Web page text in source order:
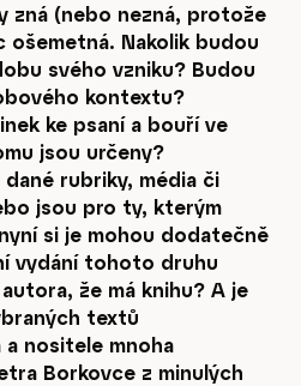
zná (nebo nezná, protože
ošemetná. Nakolik budou
svého vzniku? Budou
kontextu?
ke psaní a bouří ve
jsou určeny?
rubriky, média či
jsou pro ty, kterým
si je mohou dodatečně
vydání tohoto druhu
že má knihu? A je
textů
nositele mnoha
Borkovce z minulých